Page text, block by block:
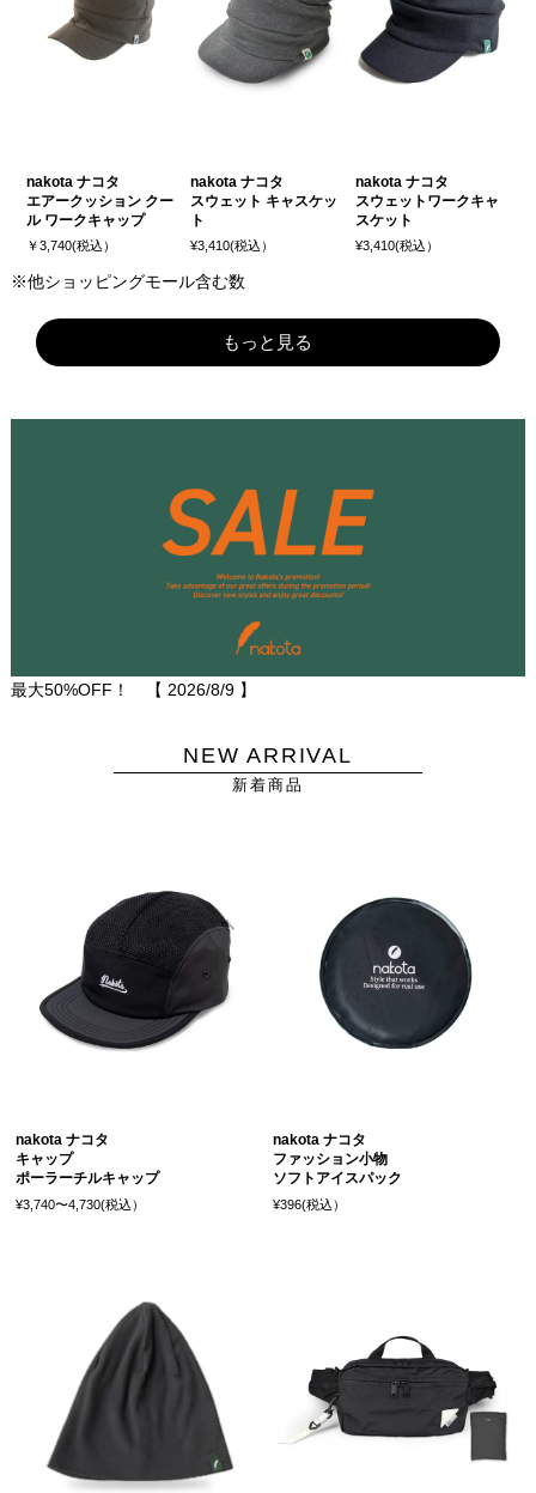
nakota ナコタ
エアークッション クー
ル ワークキャップ
￥3,740(税込）
nakota ナコタ
スウェット キャスケッ
ト
¥3,410(税込）
nakota ナコタ
スウェットワークキャ
スケット
¥3,410(税込）
※他ショッピングモール含む数
もっと見る
最大50%OFF！ 【 2026/8/9】
NEW ARRIVAL
新着商品
nakota ナコタ
キャップ
ポーラーチルキャップ
¥3,740〜4,730(税込）
nakota ナコタ
ファッション小物
ソフトアイスパック
¥396(税込）